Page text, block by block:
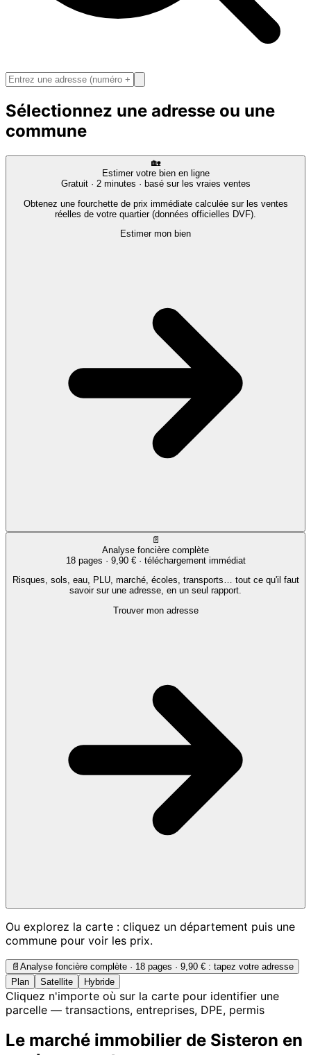
Sélectionnez une adresse ou une
commune
🏡
Estimer votre bien en ligne
Gratuit · 2 minutes · basé sur les vraies ventes
Obtenez une fourchette de prix immédiate calculée sur les ventes
réelles de votre quartier (données officielles DVF).
Estimer mon bien
📄
Analyse foncière complète
18 pages · 9,90 €· téléchargement immédiat
Risques, sols, eau, PLU, marché, écoles, transports… tout ce qu'il faut
savoir sur une adresse, en un seul rapport.
Trouver mon adresse
Ou explorez la carte : cliquez un département puis une
commune pour voir les prix.
📄 Analyse foncière complète · 18 pages · 9,90 € : tapez votre adresse
Plan
Satellite Hybride
Cliquez n'importe où sur la carte pour identifier une
parcelle — transactions, entreprises, DPE, permis
Le marché immobilier de Sisteron en